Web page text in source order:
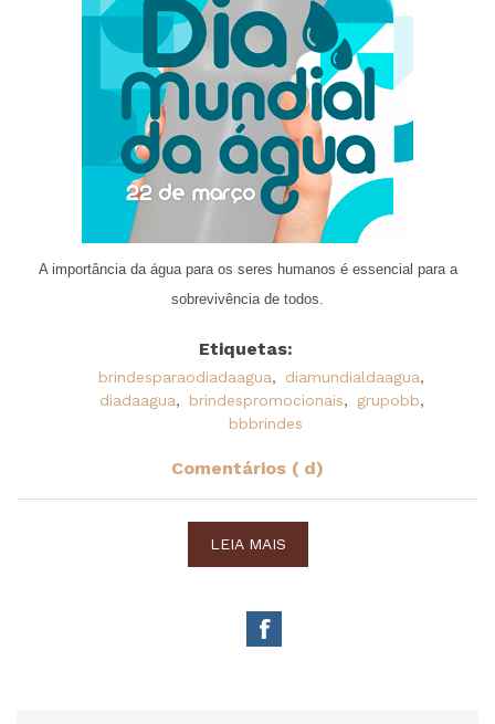
A importância da água para os seres humanos é essencial para a
sobrevivência de todos.
Etiquetas:
brindesparaodiadaagua, diamundialdaagua,
diadaagua, brindespromocionais, grupobb,
bbbrindes
Comentários ( d)
LEIA MAIS